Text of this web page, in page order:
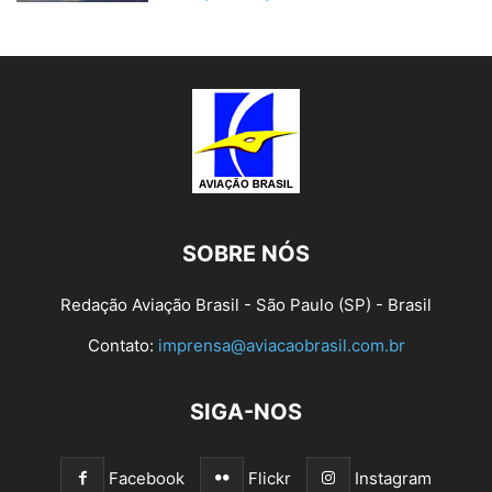
SOBRE NÓS
Redação Aviação Brasil - São Paulo (SP) - Brasil
Contato: imprensa@aviacaobrasil.com.br
SIGA-NOS
Facebook Flickr Instagram